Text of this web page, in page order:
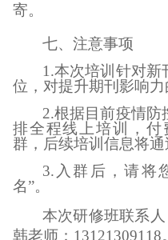
寄。
七、注意事项
1.本次培训针对
位，对提升期刊影响力
2.根据目前疫情防
排全程线上培训，付
群，后续培训信息将通
3.入群后，请将
名”。
本次研修班联系人
韩老师：13121309118。